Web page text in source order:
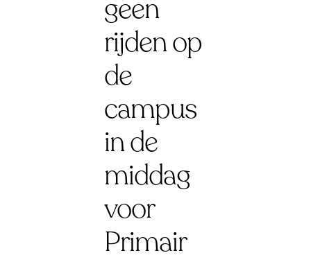
geen
rijden op
de
campus
in de
middag
voor
Primair